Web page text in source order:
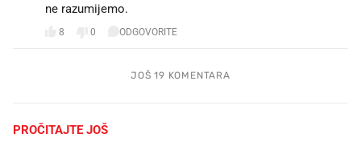
ne razumijemo.
8 0 ODGOVORITE
JOŠ 19 KOMENTARA
PROČITAJTE JOŠ